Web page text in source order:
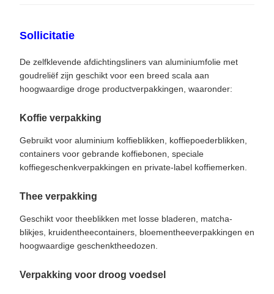
Sollicitatie
De zelfklevende afdichtingsliners van aluminiumfolie met
goudreliëf zijn geschikt voor een breed scala aan
hoogwaardige droge productverpakkingen, waaronder:
Koffie verpakking
Gebruikt voor aluminium koffieblikken, koffiepoederblikken,
containers voor gebrande koffiebonen, speciale
koffiegeschenkverpakkingen en private-label koffiemerken.
Thee verpakking
Geschikt voor theeblikken met losse bladeren, matcha-
blikjes, kruidentheecontainers, bloementheeverpakkingen en
hoogwaardige geschenktheedozen.
Verpakking voor droog voedsel